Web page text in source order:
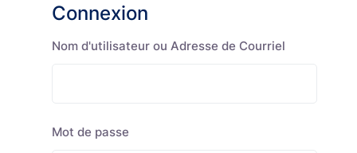
Connexion
Nom d'utilisateur ou Adresse de Courriel
Mot de passe